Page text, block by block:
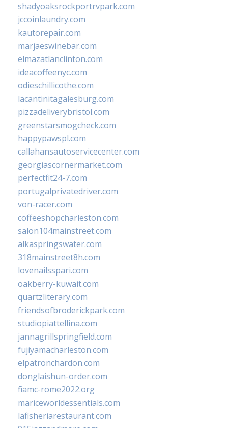
shadyoaksrockportrvpark.com
jccoinlaundry.com
kautorepair.com
marjaeswinebar.com
elmazatlanclinton.com
ideacoffeenyc.com
odieschillicothe.com
lacantinitagalesburg.com
pizzadeliverybristol.com
greenstarsmogcheck.com
happypawspl.com
callahansautoservicecenter.com
georgiascornermarket.com
perfectfit24-7.com
portugalprivatedriver.com
von-racer.com
coffeeshopcharleston.com
salon104mainstreet.com
alkaspringswater.com
318mainstreet8h.com
lovenailsspari.com
oakberry-kuwait.com
quartzliterary.com
friendsofbroderickpark.com
studiopiattellina.com
jannagrillspringfield.com
fujiyamacharleston.com
elpatronchardon.com
donglaishun-order.com
fiamc-rome2022.org
mariceworldessentials.com
lafisheriarestaurant.com